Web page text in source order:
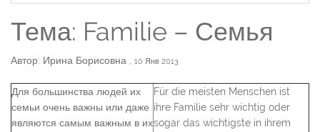
Тема: Familie – Семья
Автор: Ирина Борисовна , 10 Янв 2013
Для большинства людей их
семьи очень важны или даже
являются самым важным в их
Für die meisten Menschen ist
ihre Familie sehr wichtig oder
sogar das wichtigste in ihrem